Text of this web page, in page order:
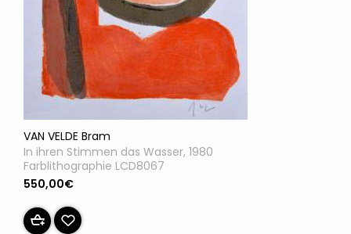
VAN VELDE Bram
In ihren Stimmen das Wasser, 1980
Farblithographie LCD8067
550,00€